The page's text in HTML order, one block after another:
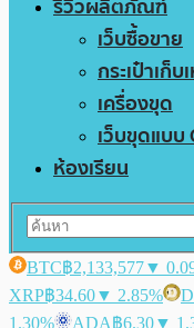
รีวิวผลิตภัณฑ์
เว็บซื้อขาย
กระเป๋าเก็
เครื่องขุด
เว็บขุดแบบ
ห้องเรียน
BTC฿2,133,577▼
XRP฿34.60▼ 2.85%
1.30%
ADA฿6.30▼